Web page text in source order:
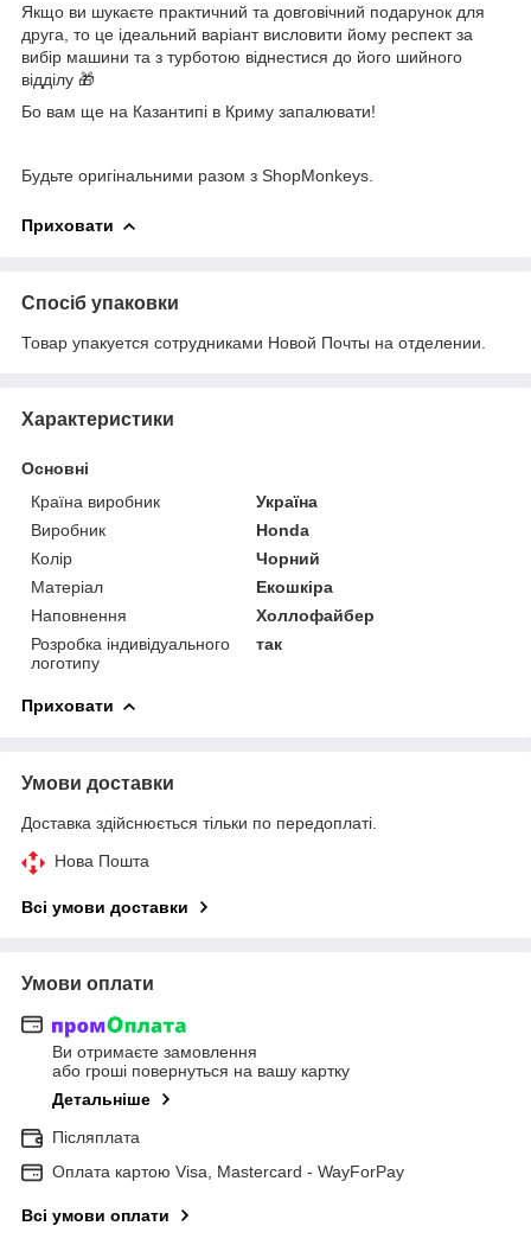
Якщо ви шукаєте практичний та довговічний подарунок для
друга, то це ідеальний варіант висловити йому респект за
вибір машини та з турботою віднестися до його шийного
відділу 🎁
Бо вам ще на Казантипі в Криму запалювати!
Будьте оригінальними разом з ShopMonkeys.
Приховати
Спосіб упаковки
Товар упакуется сотрудниками Новой Почты на отделении.
Характеристики
Основні
Країна виробник
Україна
Виробник
Honda
Колір
Чорний
Матеріал
Екошкіра
Наповнення
Холлофайбер
Розробка індивідуального
логотипу
так
Приховати
Умови доставки
Доставка здійснюється тільки по передоплаті.
Нова Пошта
Всі умови доставки
Умови оплати
Ви отримаєте замовлення
або гроші повернуться на вашу картку
Детальніше
Післяплата
Оплата картою Visa, Mastercard - WayForPay
Всі умови оплати